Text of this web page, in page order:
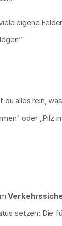
eigene
alles rein,
oder „Pilz
setzen: Die